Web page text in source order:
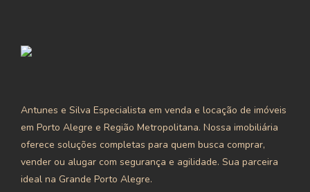
Antunes e Silva Especialista em venda e locação de imóveis
em Porto Alegre e Região Metropolitana. Nossa imobiliária
oferece soluções completas para quem busca comprar,
vender ou alugar com segurança e agilidade. Sua parceira
ideal na Grande Porto Alegre.